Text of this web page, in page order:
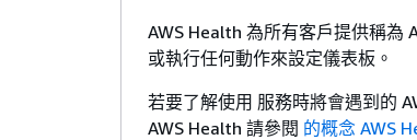
AWS Health 為所有客戶提供稱為
或執行任何動作來設定儀表板。
若要了解使用 服務時將會遇到的
AWS Health 請參閱 的概念 AWS